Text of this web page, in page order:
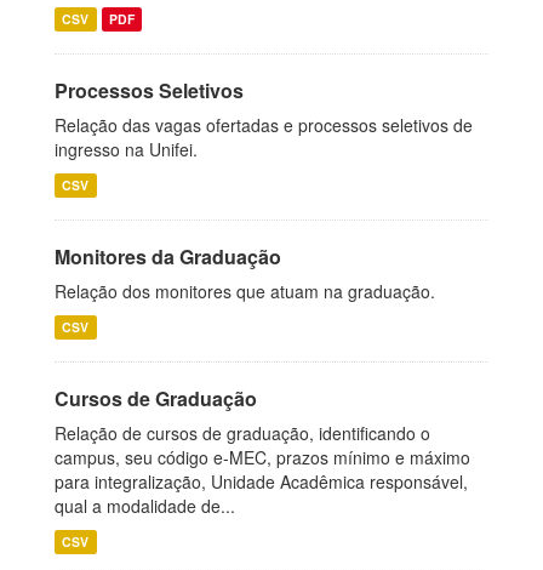
CSV PDF
Processos Seletivos
Relação das vagas ofertadas e processos seletivos de
ingresso na Unifei.
CSV
Monitores da Graduação
Relação dos monitores que atuam na graduação.
CSV
Cursos de Graduação
Relação de cursos de graduação, identificando o
campus, seu código e-MEC, prazos mínimo e máximo
para integralização, Unidade Acadêmica responsável,
qual a modalidade de...
CSV